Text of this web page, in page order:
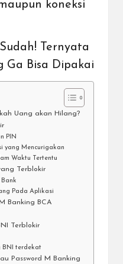
koneksi
Ternyata
Ga Bisa Dipaka i
Uang akan Hilang?
PIN
yang Mencurigakan
Waktu Tertentu
Terblokir
Pada Aplikasi
Banking BCA
Terblokir
BNI terdekat
Password M Banking